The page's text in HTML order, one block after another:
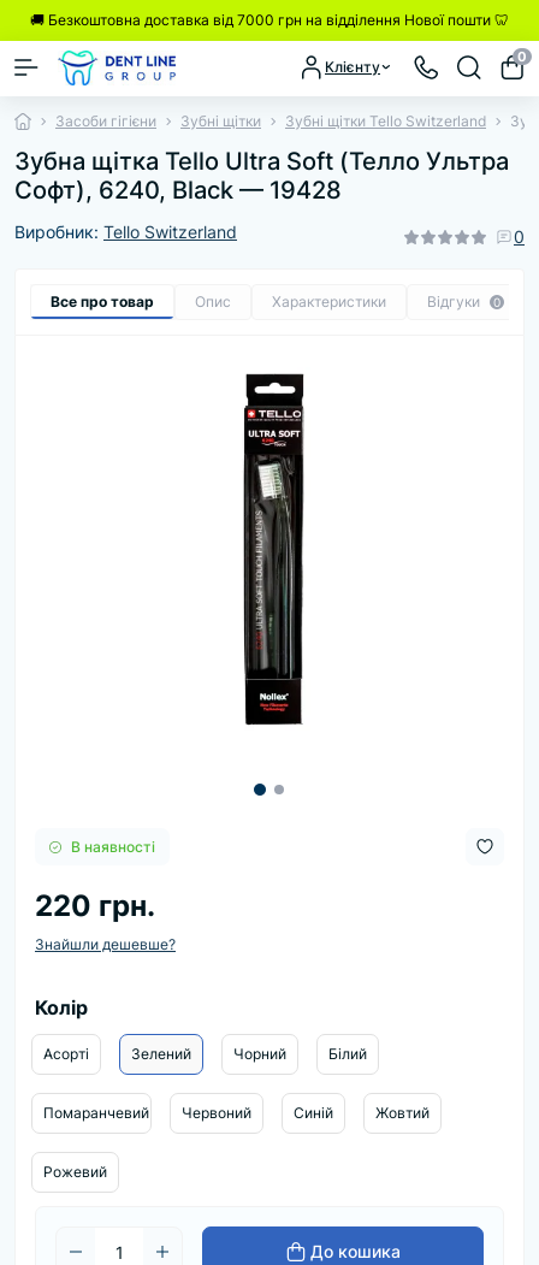
🚚 Безкоштовна доставка від 7000 грн на відділення Нової пошти 🦷
Клієнту
0
Засоби гігієни Зубні щітки Зубні щітки Tello Switzerland
Зубна щітка Tello Ultra Soft (Телло Ультра
Софт), 6240, Black — 19428
Виробник: Tello Switzerland 0
Все про товар Опис Характеристики Відгуки 0
В наявності
220 грн.
Знайшли дешевше?
Колір
Асорті Зелений Чорний Білий
Помаранчевий Червоний Синій Жовтий
Рожевий
До кошика